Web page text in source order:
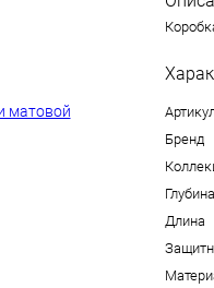
Бренд
Глубина
Длина